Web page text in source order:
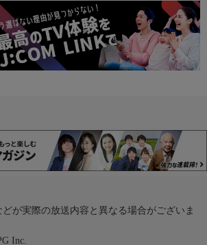
が実際の放送内容と異なる場合がございま
Inc.